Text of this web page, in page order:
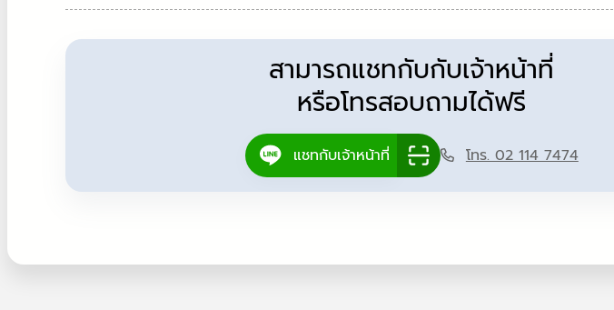
สามารถแชทกับกับเจ้าหน้าที่
หรือโทรสอบถามได้ฟรี
แชทกับเจ้าหน้าที่ โทร. 02 114 7474